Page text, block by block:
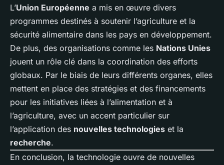
L’Union Européenne a mis en œuvre divers
programmes destinés à soutenir l’agriculture et la
sécurité alimentaire dans les pays en développement.
De plus, des organisations comme les Nations Unies
jouent un rôle clé dans la coordination des efforts
globaux. Par le biais de leurs différents organes, elles
mettent en place des stratégies et des financements
pour les initiatives liées à l’alimentation et à
l’agriculture, avec un accent particulier sur
l’application des nouvelles technologies et la
recherche.
En conclusion, la technologie ouvre de nouvelles